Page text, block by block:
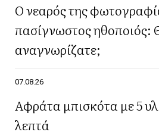
Ο νεαρός της
πασίγνωστος ηθοποιός:
αναγνωρίζατε;
07.08.26
Αφράτα μπισκότα με 5
λεπτά